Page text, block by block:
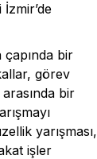
bir
görev
bir
yarışması,
işler